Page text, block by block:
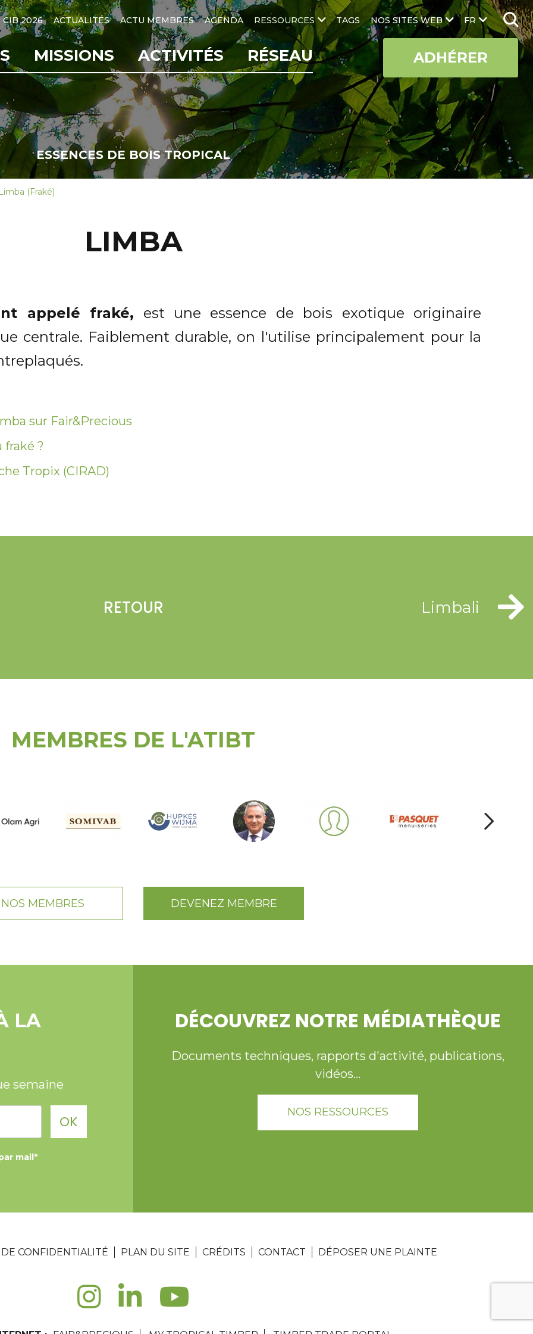
FR
CIB 2026 ACTUALITÉS ACTU MEMBRES AGENDA RESSOURCES TAGS NOS SITES WEB
MISSIONS ACTIVITÉS RÉSEAU ADHÉRER
ESSENCES DE BOIS TROPICAL
(Fraké)
LIMBA
appelé fraké, est une essence de bois exotique originaire
centrale. Faiblement durable, on l'utilise principalement pour la
sur Fair&Precious
fraké ?
Tropix (CIRAD)
RETOUR Limbali
MEMBRES DE L'ATIBT
NOS MEMBRES DEVENEZ MEMBRE
LA
semaine
mail*
OK
DÉCOUVREZ NOTRE MÉDIATHÈQUE
Documents techniques, rapports d'activité, publications,
vidéos...
NOS RESSOURCES
CONFIDENTIALITÉ PLAN DU SITE CRÉDITS CONTACT DÉPOSER UNE PLAINTE